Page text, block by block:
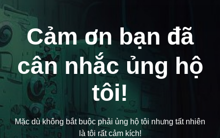
Cảm ơn bạn đã
cân nhắc ủng hộ
tôi!
Mặc dù không bắt buộc phải ủng hộ tôi nhưng tất nhiên
là tôi rất cảm kích!